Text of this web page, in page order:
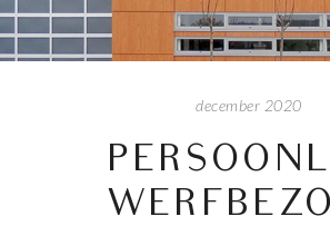
december 2020